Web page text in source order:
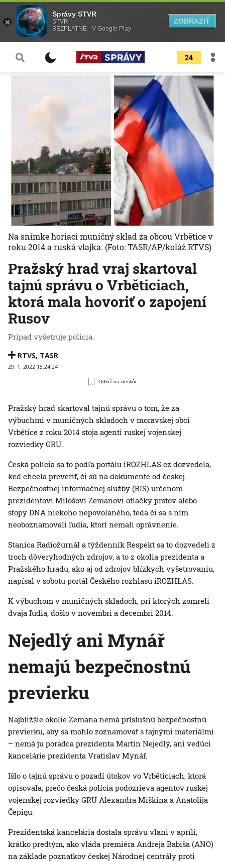
24
Pražský hrad vraj skartoval
tajnú správu o Vrběticiach,
ktorá mala hovoriť o zapojení
Rusov
Prípad vyšetruje polícia.
RTVS, TASR
29. 1. 2022 15:24:24
Odlož na neskôr
Na snímke horiaci muničný sklad za obcou Vrbětice v
roku 2014 a ruská vlajka. (Foto: TASR/AP/koláž RTVS)
Pražský hrad skartoval tajnú správu o tom, že za
výbuchmi v muničných skladoch v moravskej obci
Vrbětice z roku 2014 stoja agenti ruskej vojenskej
rozviedky GRU.
Česká polícia sa to podľa portálu iROZHLAS.cz dozvedela,
keď chcela preveriť, či sú na dokumente od českej
Bezpečnostnej informačnej služby (BIS) určenom
prezidentovi Milošovi Zemanovi otlačky prstov alebo
stopy DNA niekoho nepovolaného, teda či sa s ním
neoboznamovali ľudia, ktorí nemali oprávnenie.
Stanica Radiožurnál a týždenník Respekt sa to dozvedeli z
troch dôveryhodných zdrojov, a to z okolia prezidenta a
Pražského hradu, ako aj od zdrojov blízkych vyšetrovaniu,
napísal v sobotu portál Českého rozhlasu iROZHLAS.
K výbuchom v muničných skladoch, pri ktorých zomreli
dvaja ľudia, došlo v novembri a decembri 2014.
Nejedlý ani Mynář
nemajú bezpečnostnú
previerku
Najbližšie okolie Zemana nemá príslušnú bezpečnostnú
previerku, aby sa mohlo zoznamovať s tajnými materiálmi
– nemá ju poradca prezidenta Martin Nejedlý, ani vedúci
kancelárie prezidenta Vratislav Mynář.
Išlo o tajnú správu o pozadí útokov vo Vrběticiach, ktorá
opisovala, prečo česká polícia podozrieva agentov ruskej
vojenskej rozviedky GRU Alexandra Miškina a Anatolija
Čepigu.
Prezidentská kancelária dostala správu vlani v apríli,
krátko predtým, ako vláda premiéra Andreja Babiša (ANO)
na základe poznatkov českej Národnej centrály proti
Správy STVR
STVR
BEZPLATNÉ - V Google Play
ZOBRAZIŤ